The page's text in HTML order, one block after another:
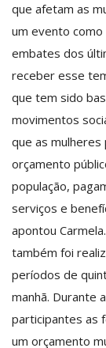
que afetam as
um evento
embates dos
receber esse
que tem sido
movimentos
que as
orçamento
população,
serviços e
apontou
também foi
períodos de
manhã. Durante
participantes as
um orçamento